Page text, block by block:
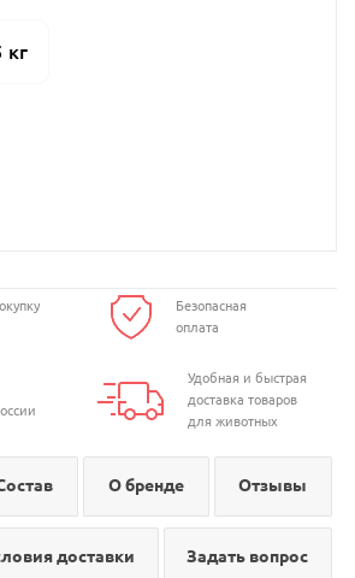
кг
Безопасная
оплата
Удобная и быстрая
доставка товаров
для животных
О бренде Отзывы
доставки Задать вопрос